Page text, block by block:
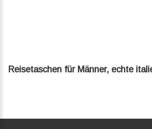
Reisetaschen für Männer, echte